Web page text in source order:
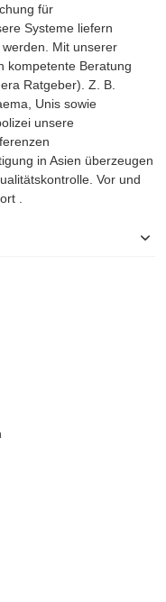
für
Systeme liefern
Mit unserer
kompetente Beratung
Ratgeber). Z. B.
Unis sowie
unsere
in Asien überzeugen
Vor und
.